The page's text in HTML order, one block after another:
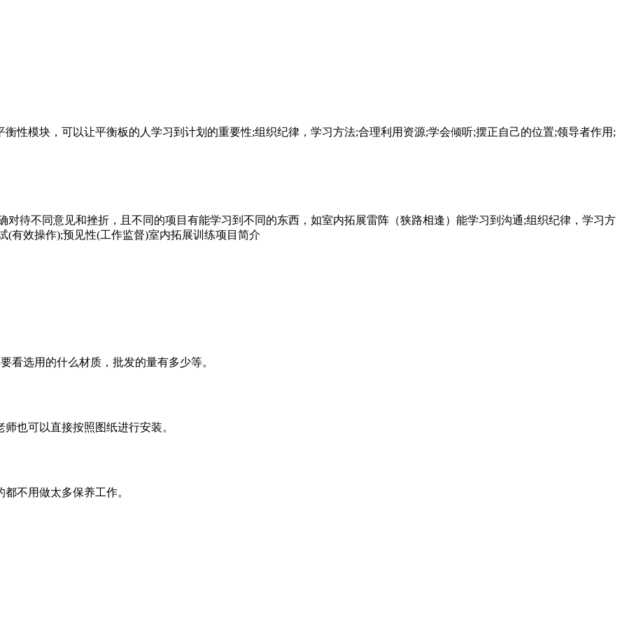
性模块，可以让平衡板的人学习到计划的重要性;组织纪律，学习方法;合理利用资源;学会倾听;摆正自己的位置;领导者作用 ;
对待不同意见和挫折，且不同的项目有能学习到不同的东西，如室内拓展雷阵（狭路相逢）能学习到沟通;组织纪律，学习方
(有效操作);预见性(工作监督)室内拓展训练项目简介
看选用的什么材质，批发的量有多少等。
也可以直接按照图纸进行安装。
不用做太多保养工作。